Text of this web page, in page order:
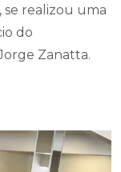
realizou uma
do
Zanatta.